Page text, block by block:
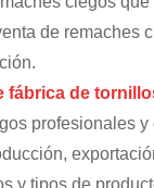
de remaches
fábrica de
profesionales
y tipos de